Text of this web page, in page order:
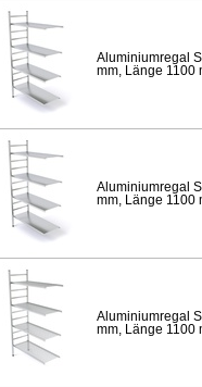
Aluminiumregal
mm, Länge 1100
Aluminiumregal
mm, Länge 1100
Aluminiumregal
mm, Länge 1100